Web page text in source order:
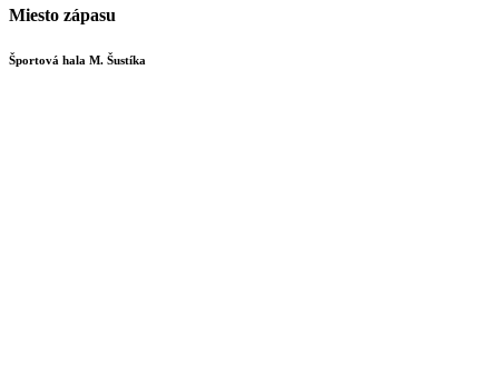
Miesto zápasu
Športová hala M. Šustíka